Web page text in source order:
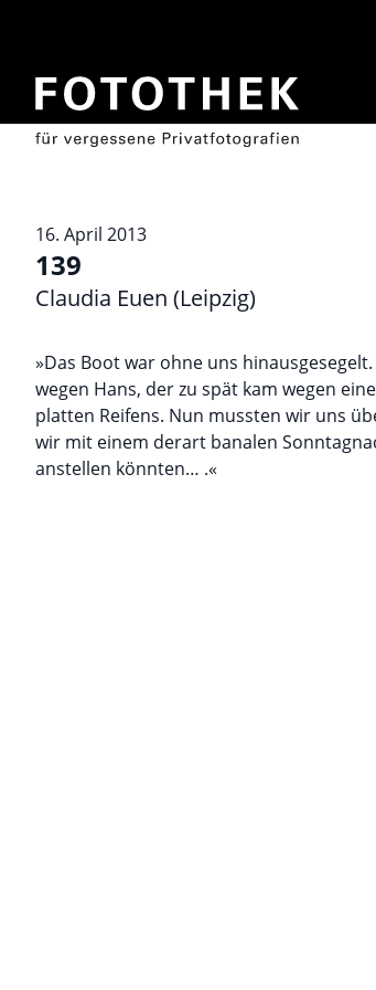
16. April 2013
139
Claudia Euen (Leipzig)
»Das Boot war ohne uns
wegen Hans, der zu spät kam wegen
platten Reifens. Nun mussten wir uns
wir mit einem derart banalen
anstellen könnten… .«